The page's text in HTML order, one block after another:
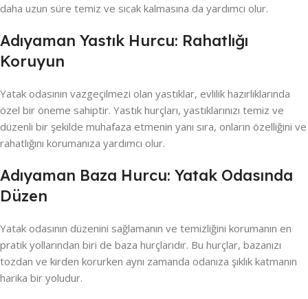
daha uzun süre temiz ve sıcak kalmasına da yardımcı olur.
Adıyaman Yastık Hurcu: Rahatlığı
Koruyun
Yatak odasının vazgeçilmezi olan yastıklar, evlilik hazırlıklarında
özel bir öneme sahiptir. Yastık hurçları, yastıklarınızı temiz ve
düzenli bir şekilde muhafaza etmenin yanı sıra, onların özelliğini ve
rahatlığını korumanıza yardımcı olur.
Adıyaman Baza Hurcu: Yatak Odasında
Düzen
Yatak odasının düzenini sağlamanın ve temizliğini korumanın en
pratik yollarından biri de baza hurçlarıdır. Bu hurçlar, bazanızı
tozdan ve kirden korurken aynı zamanda odanıza şıklık katmanın
harika bir yoludur.